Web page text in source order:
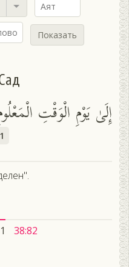
Показать
إِلَىٰ يَوْمِ الْوَقْتِ
38:82